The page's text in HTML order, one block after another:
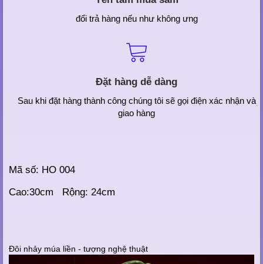
đổi trả hàng nếu như không ưng
Đặt hàng dễ dàng
Sau khi đặt hàng thành công chúng tôi sẽ gọi điện xác nhận và
giao hàng
Mã số: HO 004
Cao:30cm Rộng: 24cm
Đôi nhảy múa liền - tượng nghệ thuật